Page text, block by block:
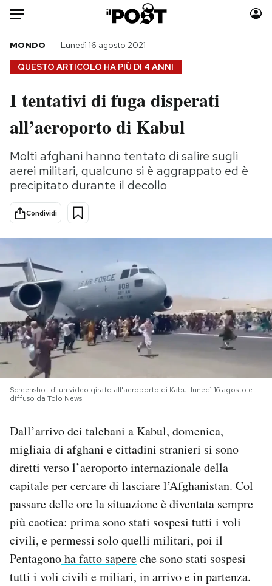
Auto
HOME
Italia
Politica
Tecnologia
Internet
Scienza
Cultura
Economia
Moda
Consumismi
Storie/Idee
Ok Boomer!
Media
PODCAST
NEWSLETTER
I MIEI PREFERITI
CALENDARIO
AREA PERSONALE
Area Personale
Newsletter
Notifiche mobile
QUESTO ARTICOLO HA PIÙ DI 4 ANNI
MONDO Lunedì 16 agosto 2021
I tentativi di fuga disperati
all’aeroporto di Kabul
Molti afghani hanno tentato di salire sugli
aerei militari, qualcuno si è aggrappato ed è
precipitato durante il decollo
Condividi
Screenshot di un video girato all'aeroporto di Kabul lunedì 16 agosto e
diffuso da Tolo News
Dall’arrivo dei talebani a Kabul, domenica,
migliaia di afghani e cittadini stranieri si sono
diretti verso l’aeroporto internazionale della
capitale per cercare di lasciare l’Afghanistan. Col
passare delle ore la situazione è diventata sempre
più caotica: prima sono stati sospesi tutti i voli
civili, e permessi solo quelli militari, poi il
Pentagonoha fatto sapereche sono stati sospesi
tutti i voli civili e miliari, in arrivo e in partenza.